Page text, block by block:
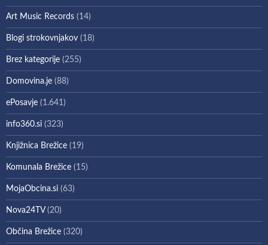
Art Music Records (14)
Blogi strokovnjakov (18)
Brez kategorije (255)
Domovina.je (88)
ePosavje (1.641)
info360.si (323)
Knjižnica Brežice (19)
Komunala Brežice (15)
MojaObcina.si (63)
Nova24TV(20)
Občina Brežice (320)